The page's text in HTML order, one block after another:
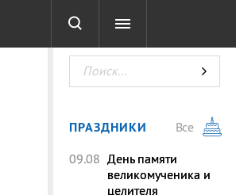
ТЕСТЫ
ПРАЗДНИКИ
Все
09.08 День памяти
великомученика и
целителя